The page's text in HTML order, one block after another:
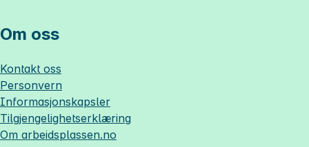
Om oss
Kontakt oss
Personvern
Informasjonskapsler
Tilgjengelighetserklæring
Om arbeidsplassen.no